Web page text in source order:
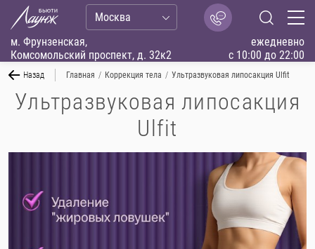
м. Фрунзенская,
Комсомольский проспект, д. 32к2
ежедневно
с 10:00 до 22:00
Москва
Назад Главная / Коррекция тела / Ультразвуковая липосакция Ulfit
Ультразвуковая липосакция
Ulfit